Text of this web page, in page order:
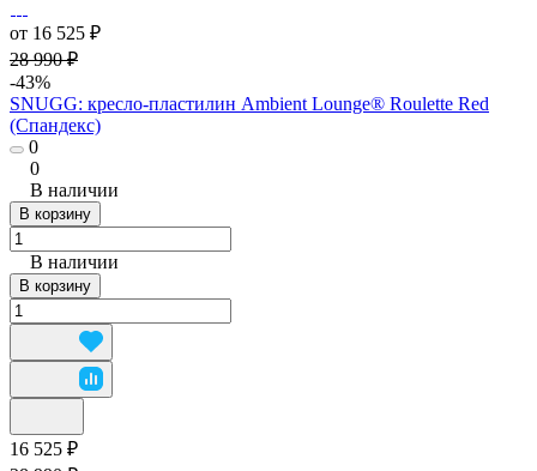
от 16 525 ₽
28 990 ₽
-43%
SNUGG: кресло-пластилин Ambient Lounge® Roulette Red
(Спандекс)
0
0
В наличии
В корзину
В наличии
В корзину
16 525 ₽